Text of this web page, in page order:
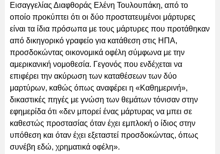
Εισαγγελίας Διαφθοράς Ελένη Τουλουπάκη, από το
οποίο προκύπτει ότι οι δύο προστατευμένοι μάρτυρες
είναι τα ίδια πρόσωπα με τους μάρτυρες που προτάθηκαν
από δικηγορικό γραφείο για κατάθεση στις ΗΠΑ,
προσδοκώντας οικονομικά οφέλη σύμφωνα με την
αμερικανική νομοθεσία. Γεγονός που ενδέχεται να
επιφέρει την ακύρωση των καταθέσεων των δύο
μαρτύρων, καθώς όπως αναφέρει η «Καθημερινή»,
δικαστικές πηγές με γνώση των θεμάτων τόνισαν στην
εφημερίδα ότι «δεν μπορεί ένας μάρτυρας να μπει σε
καθεστώς προστασίας όταν έχει εμπλοκή ο ίδιος στην
υπόθεση και όταν έχει εξεταστεί προσδοκώντας, όπως
συνέβη εδώ, χρηματικά οφέλη».